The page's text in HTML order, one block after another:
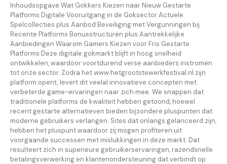
Inhoudsopgave Wat Gokkers Kiezen naar Nieuw Gestarte
Platforms Digitale Vooruitgang in de Goksector Actuele
Spelcollecties plus Aanbod Beveiliging met Vergunningen bij
Recente Platforms Bonusstructuren plus Aantrekkelijke
Aanbiedingen Waarom Gamers Kiezen voor Fris Gestarte
Platforms Deze digitale gokmarkt blijft in hoog snelheid
ontwikkelen, waardoor voortdurend verse aanbieders instromen
tot onze sector. Zodra het www.hetgrootstewerkfestival.nl zijn
platform opent, levert dit veelal innovatieve concepten met
verbeterde game-ervaringen naar zich mee. We snappen dat
traditionele platforms de kwaliteit hebben getoond, hoewel
recent gestarte alternatieven bieden bijzondere pluspunten dat
moderne gebruikers verlangen. Sites dat onlangs gelanceerd zijn,
hebben het pluspunt waardoor zij mogen profiteren uit
voorgaande successen met mislukkingen in deze markt. Dat
resulteert zich in superieure gebruikerservaringen, razendsnelle
betalingsverwerking en klantenondersteuning dat verbindt op